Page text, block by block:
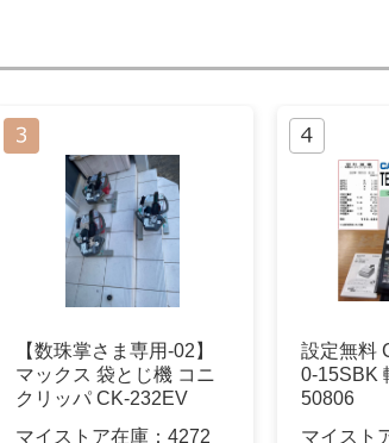
【数珠掌さま専用-02】
マックス 袋とじ機 コニ
クリッパ CK-232EV
マイストア在庫： 4272
設定無料
0-15SBK
50806
マイスト